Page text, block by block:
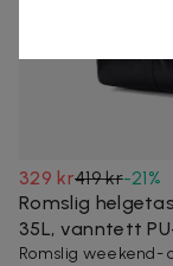
329 kr419 kr-21%
Romslig
35L, vanntett
Romslig weekend-